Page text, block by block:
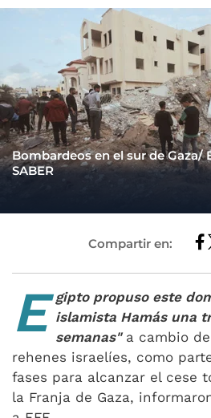
Bombardeos en el sur de Gaza/
SABER
Compartir en:
E gipto propuso este
islamista Hamás una
semanas"a cambio
rehenes israelíes, como
fases para alcanzar el cese
la Franja de Gaza,